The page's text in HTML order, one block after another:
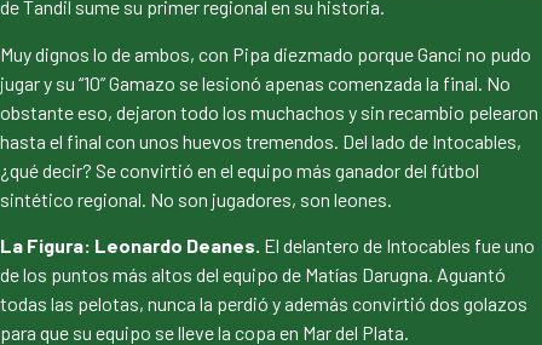
de Tandil sume su primer regional en su historia.
Muy dignos lo de ambos, con Pipa diezmado porque Ganci no pudo
jugar y su “10” Gamazo se lesionó apenas comenzada la final. No
obstante eso, dejaron todo los muchachos y sin recambio pelearon
hasta el final con unos huevos tremendos. Del lado de Intocables,
¿qué decir? Se convirtió en el equipo más ganador del fútbol
sintético regional. No son jugadores, son leones.
La Figura: Leonardo Deanes. El delantero de Intocables fue uno
de los puntos más altos del equipo de Matías Darugna. Aguantó
todas las pelotas, nunca la perdió y además convirtió dos golazos
para que su equipo se lleve la copa en Mar del Plata.